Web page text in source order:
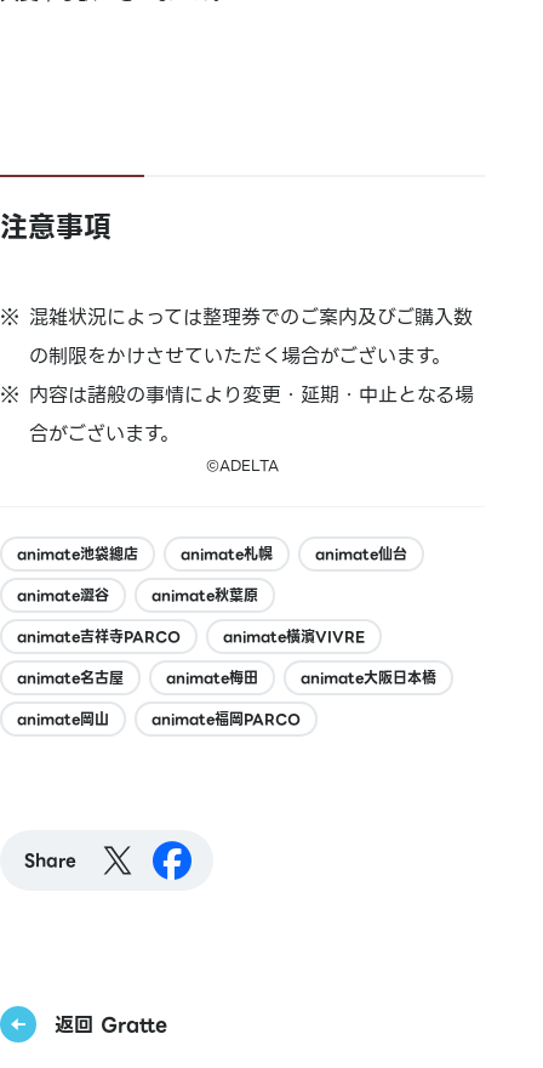
注意事項
混雑状況によっては整理券でのご案内及びご購入数
の制限をかけさせていただく場合がございます。
内容は諸般の事情により変更・延期・中止となる場
合がございます。
©ADELTA
animate池袋總店 animate札幌
animate仙台
animate澀谷
animate秋葉原
animate吉祥寺PARCO
animate橫濱VIVRE
animate名古屋
animate梅田
animate大阪日本橋
animate岡山
animate福岡PARCO
Share
返回 Gratte